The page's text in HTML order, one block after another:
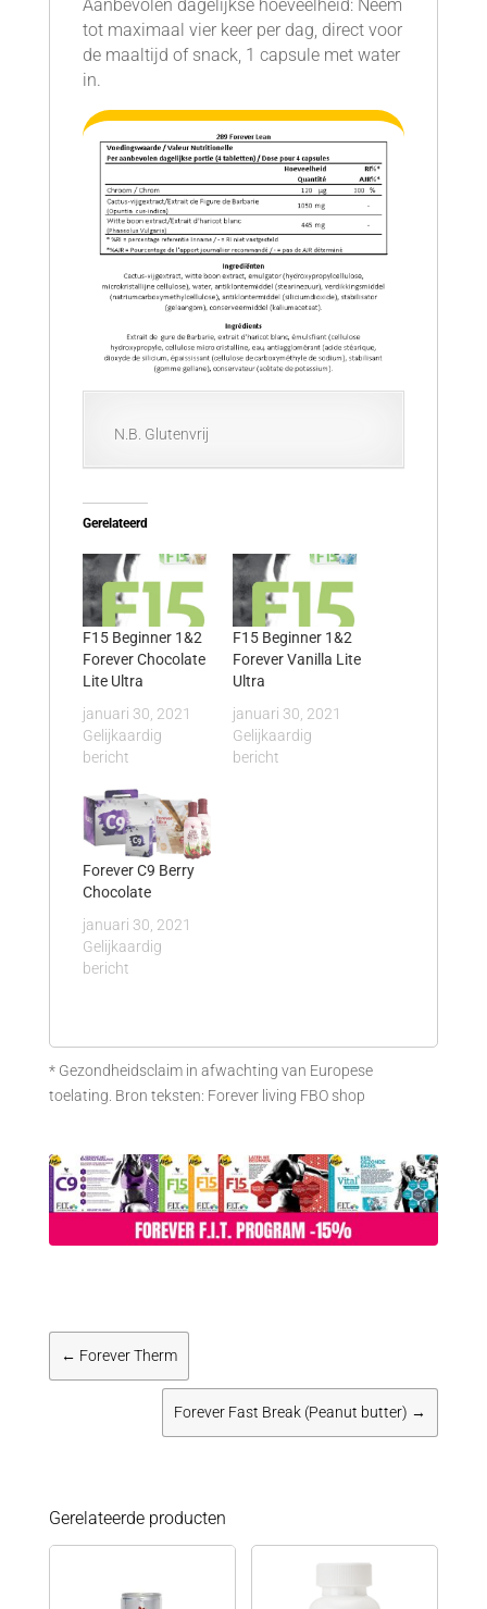
Aanbevolen dagelijkse hoeveelheid: Neem
tot maximaal vier keer per dag, direct voor
de maaltijd of snack, 1 capsule met water
in.
N.B. Glutenvrij
Gerelateerd
F15 Beginner 1&2
Forever Chocolate
Lite Ultra
januari 30, 2021
Gelijkaardig
bericht
F15 Beginner 1&2
Forever Vanilla Lite
Ultra
januari 30, 2021
Gelijkaardig
bericht
Forever C9 Berry
Chocolate
januari 30, 2021
Gelijkaardig
bericht
* Gezondheidsclaim in afwachting van Europese
toelating. Bron teksten: Forever living FBO shop
← Forever Therm
Forever Fast Break (Peanut butter) →
Gerelateerde producten